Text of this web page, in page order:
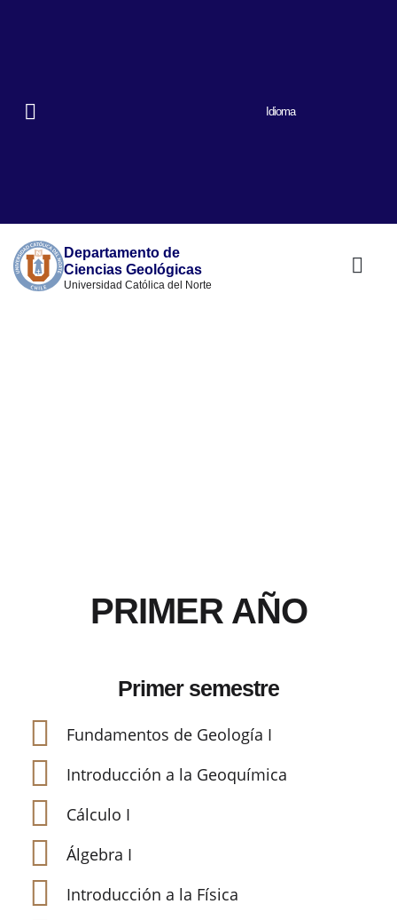
Idioma
Departamento de
Ciencias Geológicas
Universidad Católica del Norte
PRIMER AÑO
Primer semestre
Fundamentos de Geología I
Introducción a la Geoquímica
Cálculo I
Álgebra I
Introducción a la Física